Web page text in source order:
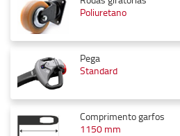
Poliuretano
Pega
Standard
Comprimento garfos
1150 mm